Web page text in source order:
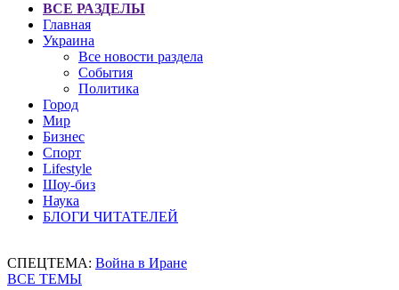
ВСЕ РАЗДЕЛЫ
Главная
Украина
Все новости раздела
События
Политика
Город
Мир
Бизнес
Спорт
Lifestyle
Шоу-биз
Наука
БЛОГИ ЧИТАТЕЛЕЙ
СПЕЦТЕМА: Война в Иране
ВСЕ ТЕМЫ